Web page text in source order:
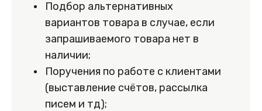
Подбор альтернативных
вариантов товара в случае, если
запрашиваемого товара нет в
наличии;
Поручения по работе с клиентами
(выставление счётов, рассылка
писем и тд);